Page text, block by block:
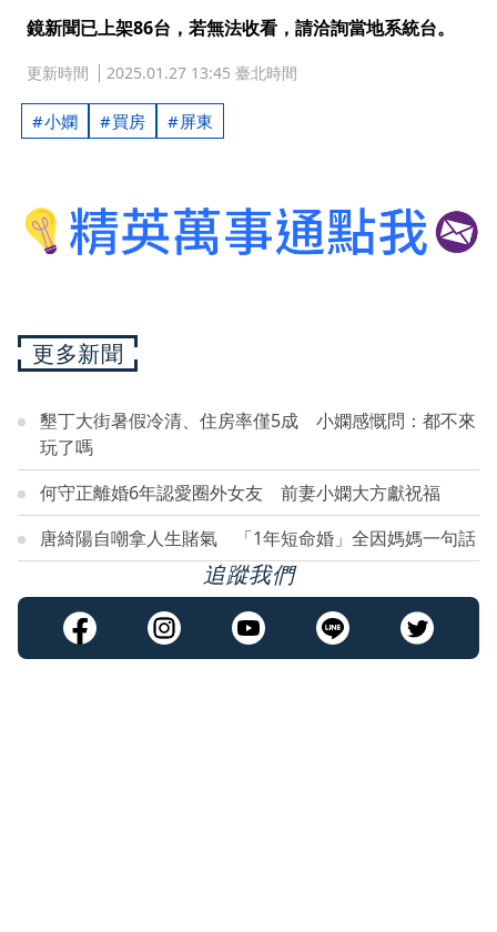
鏡新聞已上架86台，若無法收看，請洽詢當地系統台。
更新時間 2025.01.27 13:45 臺北時間
小嫻 買房 屏東
更多新聞
墾丁大街暑假冷清、住房率僅5成 小嫻感慨問：都不來
玩了嗎
何守正離婚6年認愛圈外女友 前妻小嫻大方獻祝福
唐綺陽自嘲拿人生賭氣 「1年短命婚」全因媽媽一句話
追蹤我們